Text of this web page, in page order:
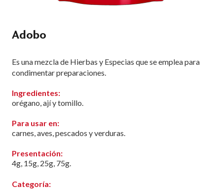
Adobo
Es una mezcla de Hierbas y Especias que se emplea para
condimentar preparaciones.
Ingredientes:
orégano, ají y tomillo.
Para usar en:
carnes, aves, pescados y verduras.
Presentación:
4g, 15g, 25g, 75g.
Categoría: